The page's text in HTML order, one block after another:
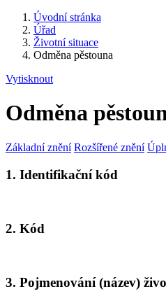
Úvodní stránka
Úřad
Životní situace
Odměna pěstouna
Vytisknout
Odměna
Základní znění Rozšířené znění
1. Identifikační kód
2. Kód
3. Pojmenování (název)